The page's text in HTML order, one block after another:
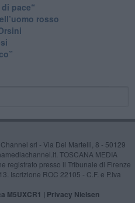
pace“
rosso
srl - Via Dei Martelli, 8 - 50129
TOSCANA MEDIA
registrato presso il Tribunale di Firenze
Iscrizione ROC 22105 - C.F. e P.Iva
M5UXCR1 | Privacy Nielsen